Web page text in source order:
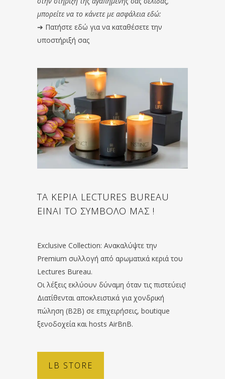
μπορείτε να το κάνετε με ασφάλεια εδώ:
➔ Πατήστε εδώ για να καταθέσετε την
υποστήριξή σας
ΤΑ ΚΕΡΙΑ LECTURES BUREAU
ΕΙΝΑΙ ΤΟ ΣΥΜΒΟΛΟ ΜΑΣ !
Exclusive Collection: Ανακαλύψτε την
Premium συλλογή από αρωματικά κεριά του
Lectures Bureau.
Οι λέξεις εκλύουν δύναμη όταν τις πιστεύεις!
Διατίθενται αποκλειστικά για χονδρική
πώληση (B2B) σε επιχειρήσεις, boutique
ξενοδοχεία και hosts AirBnB.
LB STORE